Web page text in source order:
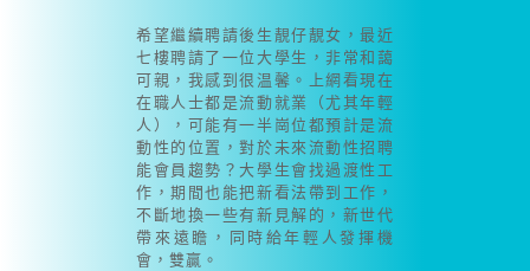
希望繼續聘請後生靚仔靚女，最近
七樓聘請了一位大學生，非常和藹
可親，我感到很温馨。上網看現在
在職人士都是流動就業（尤其年輕
人），可能有一半崗位都預計是流
動性的位置，對於未來流動性招聘
能會員趨勢？大學生會找過渡性工
作，期間也能把新看法帶到工作，
不斷地換一些有新見解的，新世代
帶來遠瞻，同時給年輕人發揮機
會，雙贏。